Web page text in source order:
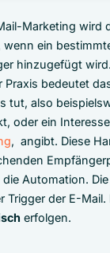
Marketing wird
ein
hinzugefügt
Praxis bedeutet
tut, also
oder ein
, angibt. Diese
Automation.
Trigger der E-Mail.
erfolgen.